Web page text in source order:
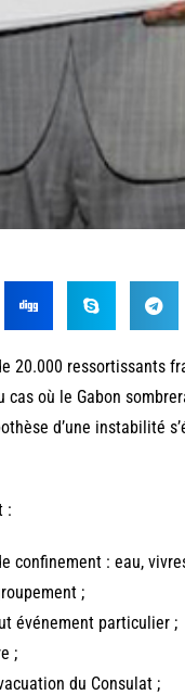
20.000 ressortissants
où le Gabon
d’une instabilité
:
confinement : eau,
;
événement particulier ;
;
du Consulat ;